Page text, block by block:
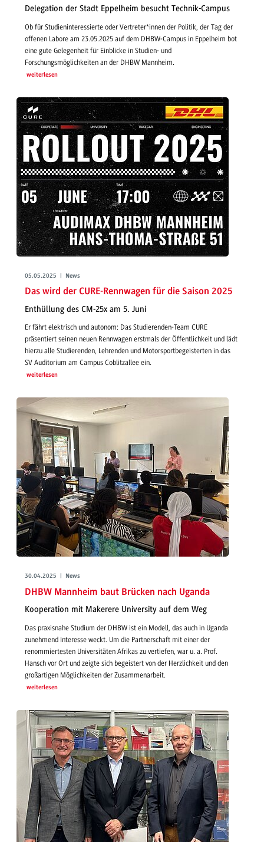
Delegation der Stadt Eppelheim besucht Technik-Campus
Ob für Studieninteressierte oder Vertreter*innen der Politik, der Tag der
offenen Labore am 23.05.2025 auf dem DHBW-Campus in Eppelheim bot
eine gute Gelegenheit für Einblicke in Studien- und
Forschungsmöglichkeiten an der DHBW Mannheim.
weiterlesen
05.05.2025 | News
Das wird der CURE-Rennwagen für die Saison 2025
Enthüllung des CM-25x am 5. Juni
Er fährt elektrisch und autonom: Das Studierenden-Team CURE
präsentiert seinen neuen Rennwagen erstmals der Öffentlichkeit und lädt
hierzu alle Studierenden, Lehrenden und Motorsportbegeisterten in das
SV Auditorium am Campus Coblitzallee ein.
weiterlesen
30.04.2025 | News
DHBW Mannheim baut Brücken nach Uganda
Kooperation mit Makerere University auf dem Weg
Das praxisnahe Studium der DHBW ist ein Modell, das auch in Uganda
zunehmend Interesse weckt. Um die Partnerschaft mit einer der
renommiertesten Universitäten Afrikas zu vertiefen, war u. a. Prof.
Hansch vor Ort und zeigte sich begeistert von der Herzlichkeit und den
großartigen Möglichkeiten der Zusammenarbeit.
weiterlesen